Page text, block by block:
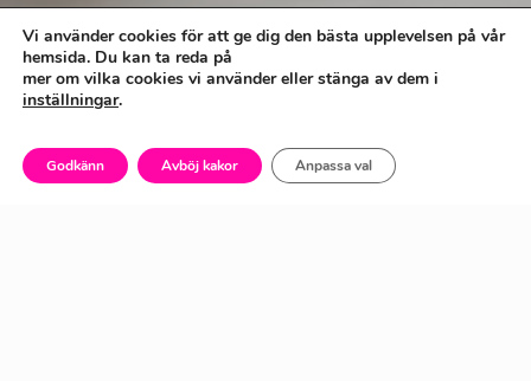
Vi använder cookies för att ge dig den bästa upplevelsen på vår
hemsida. Du kan ta reda på
mer om vilka cookies vi använder eller stänga av dem i
inställningar.
Godkänn Avböj kakor Anpassa val